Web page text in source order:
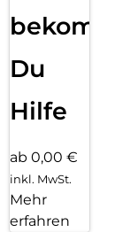
bekommst
Du
Hilfe
ab 0,00 €
inkl. MwSt.
Mehr
erfahren